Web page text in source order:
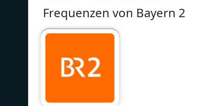
Frequenzen von Bayern 2